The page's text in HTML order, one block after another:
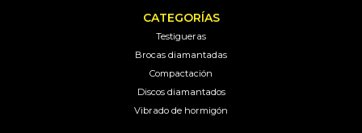
CATEGORÍAS
Testigueras
Brocas diamantadas
Compactación
Discos diamantados
Vibrado de hormigón